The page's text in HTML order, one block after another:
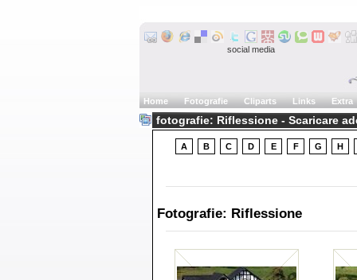
social media
Home Fotografie Cliparts Links Extra
fotografie: Riflessione - Scaricare
A B C D E F G H
Fotografie: Riflessione